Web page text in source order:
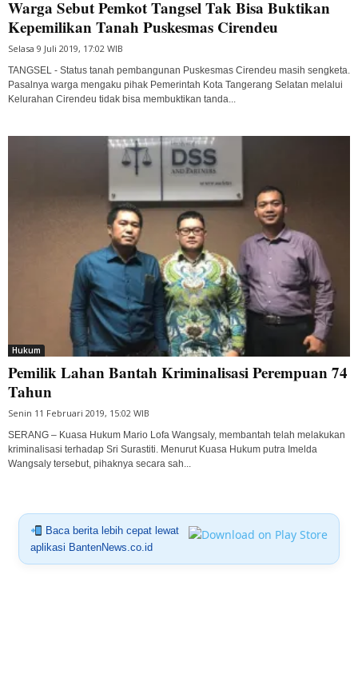
Warga Sebut Pemkot Tangsel Tak Bisa Buktikan
Kepemilikan Tanah Puskesmas Cirendeu
Selasa 9 Juli 2019, 17:02 WIB
TANGSEL - Status tanah pembangunan Puskesmas Cirendeu masih sengketa.
Pasalnya warga mengaku pihak Pemerintah Kota Tangerang Selatan melalui
Kelurahan Cirendeu tidak bisa membuktikan tanda...
Hukum
Pemilik Lahan Bantah Kriminalisasi Perempuan 74
Tahun
Senin 11 Februari 2019, 15:02 WIB
SERANG – Kuasa Hukum Mario Lofa Wangsaly, membantah telah melakukan
kriminalisasi terhadap Sri Surastiti. Menurut Kuasa Hukum putra Imelda
Wangsaly tersebut, pihaknya secara sah...
Baca berita lebih cepat lewat
aplikasi BantenNews.co.id